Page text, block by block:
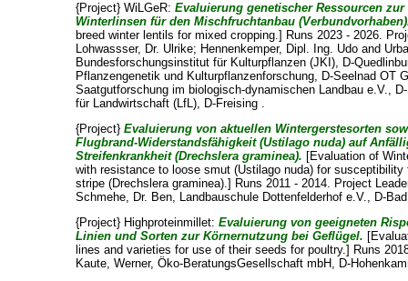
{Project} WiLGeR:Evaluierung genetischer Ressourcen
Winterlinsen für den Mischfruchtanbau
breed winter lentils for mixed cropping.] Runs 2023 - 2026.
Lohwassser, Dr. Ulrike; Hennenkemper, Dipl. Ing. Udo and
Bundesforschungsinstitut für Kulturpflanzen (JKI), D-
Pflanzengenetik und Kulturpflanzenforschung, D-Seelnad OT
Saatgutforschung im biologisch-dynamischen Landbau e.V.,
für Landwirtschaft (LfL), D-Freising .
{Project}Evaluierung von aktuellen Wintergerstesorten
Flugbrand-Widerstandsfähigkeit (Ustilago nuda) auf
Streifenkrankheit (Drechslera graminea). [Evaluation of
with resistance to loose smut (Ustilago nuda) for
stripe (Drechslera graminea).] Runs 2011 - 2014. Project
Schmehe, Dr. Ben, Landbauschule Dottenfelderhof e.V., D-
{Project} Highproteinmillet:Evaluierung von geeigneten
Linien und Sorten zur Körnernutzung bei Geflügel.
lines and varieties for use of their seeds for poultry.] Runs
Kaute, Werner, Öko-BeratungsGesellschaft mbH, D-